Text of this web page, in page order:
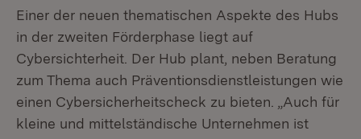
Einer der neuen thematischen Aspekte des Hubs
in der zweiten Förderphase liegt auf
Cybersichterheit. Der Hub plant, neben Beratung
zum Thema auch Präventionsdienstleistungen wie
einen Cybersicherheitscheck zu bieten. „Auch für
kleine und mittelständische Unternehmen ist